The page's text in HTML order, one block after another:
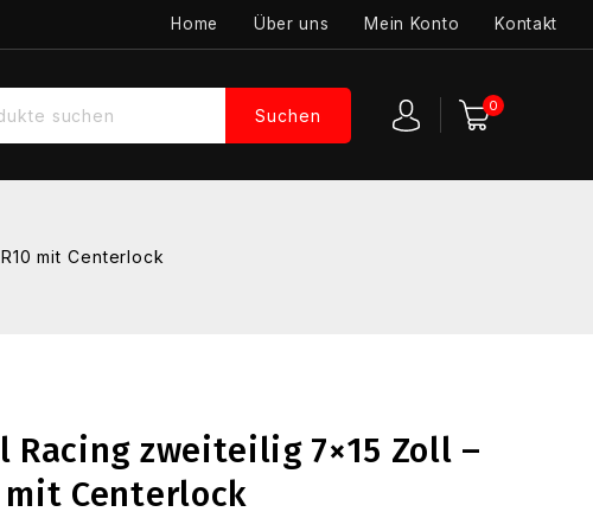
Home Über uns Mein Konto Kontakt
Suchen 0
mit Centerlock
Racing zweiteilig 7×15 Zoll –
mit Centerlock